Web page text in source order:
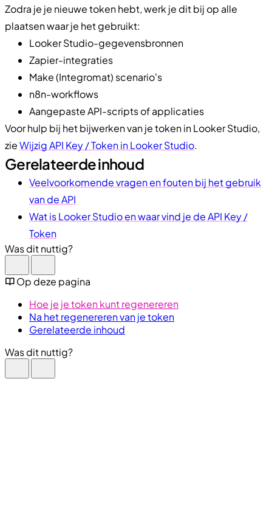
Zodra je je nieuwe token hebt, werk je dit bij op alle
plaatsen waar je het gebruikt:
Looker Studio-gegevensbronnen
Zapier-integraties
Make (Integromat) scenario's
n8n-workflows
Aangepaste API-scripts of applicaties
Voor hulp bij het bijwerken van je token in Looker Studio,
zieWijzig API Key / Token in Looker Studio.
Gerelateerde inhoud
Veelvoorkomende vragen en fouten bij het gebruik
van de API
Wat is Looker Studio en waar vind je de API Key /
Token
Was dit nuttig?
Op deze pagina
Hoe je je token kunt regenereren
Na het regenereren van je token
Gerelateerde inhoud
Was dit nuttig?